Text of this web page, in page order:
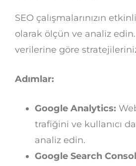
SEO çalışmalarınızın
olarak ölçün ve analiz
verilerine göre
Adımlar:
Google Analytics:
trafiğini ve kullanıcı
analiz edin.
Google Search